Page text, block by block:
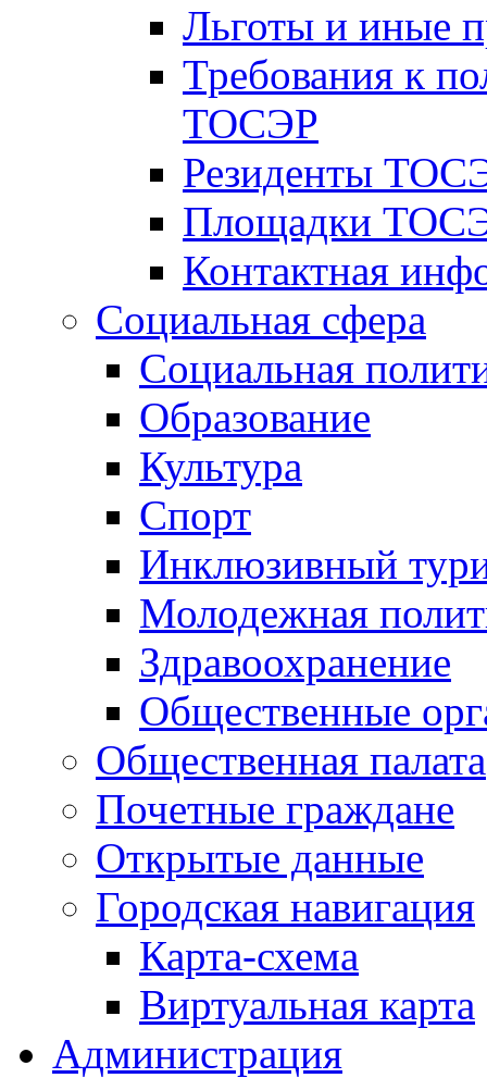
Льготы и иные
Требования к
ТОСЭР
Резиденты
Площадки
Контактная
Социальная сфера
Социальная
Образование
Культура
Спорт
Инклюзивный
Молодежная
Здравоохранение
Общественные
Общественная палата
Почетные граждане
Открытые данные
Городская навигация
Карта-схема
Виртуальная карта
Администрация